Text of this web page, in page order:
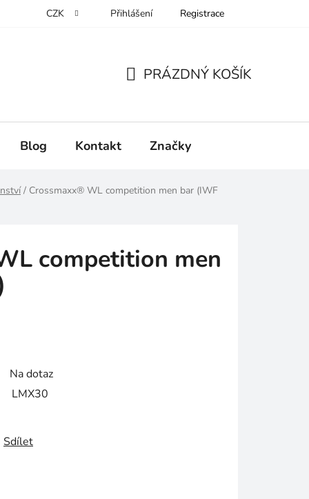
CZK Přihlášení Registrace
KOŠÍK
PRÁZDNÝ KOŠÍK
Blog Kontakt Značky
/ Crossmaxx® WL competition men bar (IWF
competition men
Na dotaz
LMX30
Sdílet